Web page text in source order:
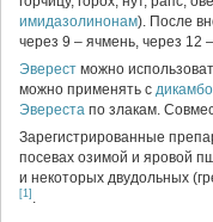
имидазолинонам). После
через 9 – ячмень, через 12
Эверест можно
можно применять с
Эвереста по злакам.
Зарегистрированные
посевах озимой и яровой
и некоторых двудольных
[1] .